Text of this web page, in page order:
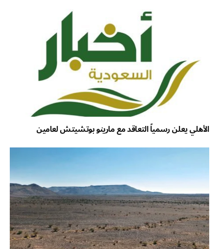
الأهلي يعلن رسمياً التعاقد مع مارينو بوتشيتش لعامين